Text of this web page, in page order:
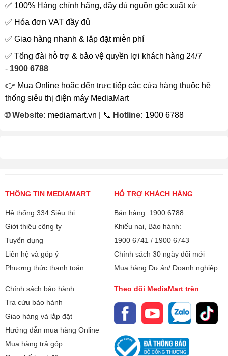
✅ 100% Hàng chính hãng, đầy đủ nguồn gốc xuất xứ
✅ Hóa đơn VAT đầy đủ
✅ Giao hàng nhanh & lắp đặt miễn phí
✅ Tổng đài hỗ trợ & bảo vệ quyền lợi khách hàng 24/7
- 1900 6788
👉 Mua Online hoặc đến trực tiếp các cửa hàng thuộc hệ
thống siêu thị điện máy MediaMart
🌐Website: mediamart.vn | 📞 Hotline: 1900 6788
THÔNG TIN MEDIAMART
Hệ thống 334 Siêu thị
Giới thiệu công ty
Tuyển dụng
Liên hệ và góp ý
Phương thức thanh toán
HỖ TRỢ KHÁCH HÀNG
Bán hàng: 1900 6788
Khiếu nại, Bảo hành:
1900 6741 / 1900 6743
Chính sách 30 ngày đổi mới
Mua hàng Dự án/ Doanh nghiệp
Chính sách bảo hành
Tra cứu bảo hành
Giao hàng và lắp đặt
Hướng dẫn mua hàng Online
Mua hàng trả góp
Theo dõi MediaMart trên